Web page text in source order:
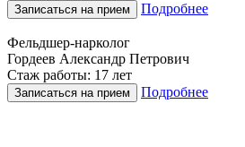
Записаться на прием Подробнее
Фельдшер-нарколог
Гордеев Александр Петрович
Стаж работы: 17 лет
Записаться на прием Подробнее